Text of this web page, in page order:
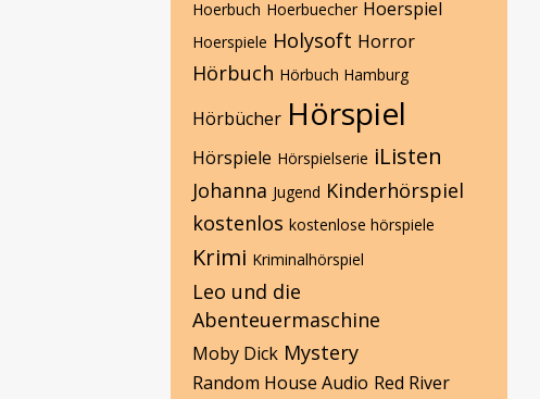
Hoerbuch Hoerbuecher Hoerspiel
Hoerspiele Holysoft Horror
Hörbuch Hörbuch Hamburg
Hörbücher Hörspiel
Hörspiele Hörspielserie iListen
Johanna Jugend Kinderhörspiel
kostenlos kostenlose hörspiele
Krimi Kriminalhörspiel
Leo und die
Abenteuermaschine
Moby Dick Mystery
Random House Audio Red River